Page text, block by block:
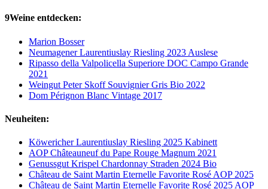
9Weine entdecken:
Marion Bosser
Neumagener Laurentiuslay Riesling 2023 Auslese
Ripasso della Valpolicella Superiore DOC Campo Grande
2021
Weingut Peter Skoff Souvignier Gris Bio 2022
Dom Pérignon Blanc Vintage 2017
Neuheiten:
Köwericher Laurentiuslay Riesling 2025 Kabinett
AOP Châteauneuf du Pape Rouge Magnum 2021
Genussgut Krispel Chardonnay Straden 2024 Bio
Château de Saint Martin Eternelle Favorite Rosé AOP 2025
Château de Saint Martin Eternelle Favorite Rosé 2025 AOP